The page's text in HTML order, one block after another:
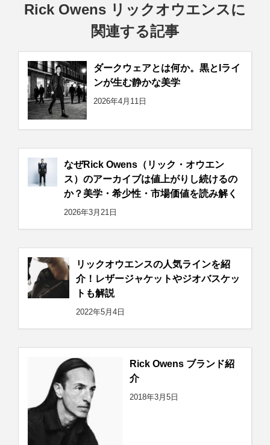
Rick Owens リックオウエンスに
関連する記事
ダークウェアとは何か。黒とIライ
ンが生む静かな美学
2026年4月11日
なぜRick Owens（リック・オウエン
ス）のアーカイブは値上がりし続けるの
か？美学・希少性・市場価値を読み解く
2026年3月21日
リックオウエンスの人気ラインを紹
介！レザージャケットやジオバスケッ
トも解説
2022年5月4日
Rick Owens ブランド紹
介
2018年3月5日